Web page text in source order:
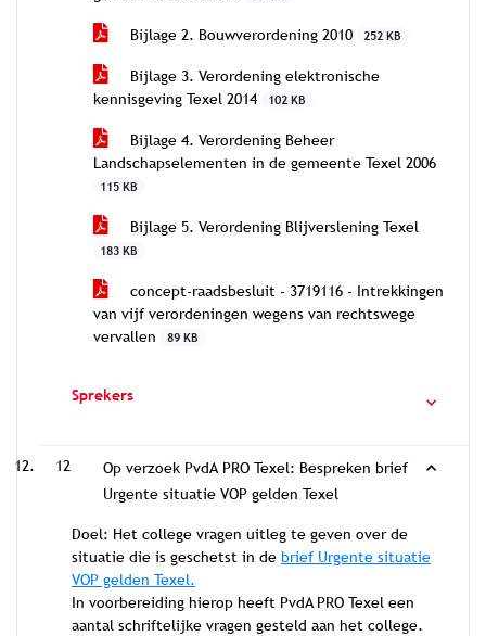
Bijlage 2. Bouwverordening 2010 252 KB
Bijlage 3. Verordening elektronische
kennisgeving Texel 2014
102 KB
Bijlage 4. Verordening Beheer
Landschapselementen in de gemeente Texel 2006
115 KB
Bijlage 5. Verordening Blijverslening Texel
183 KB
concept-raadsbesluit - 3719116 - Intrekkingen
van vijf verordeningen wegens van rechtswege
vervallen
89 KB
Sprekers
12
Op verzoek PvdA PRO Texel: Bespreken brief
Urgente situatie VOP gelden Texel
Doel: Het college vragen uitleg te geven over de
situatie die is geschetst in de brief Urgente situatie
VOP gelden Texel.
In voorbereiding hierop heeft PvdA PRO Texel een
aantal schriftelijke vragen gesteld aan het college.